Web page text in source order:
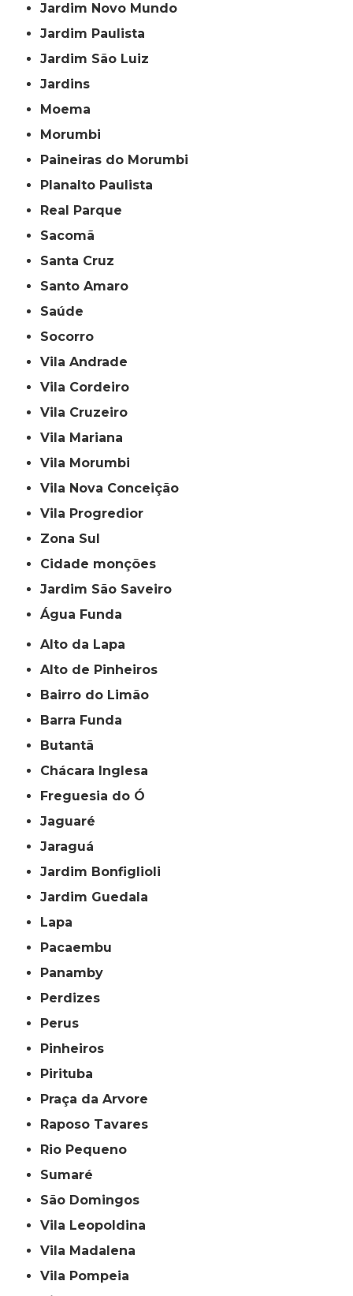
Jardim Novo Mundo
Jardim Paulista
Jardim São Luiz
Jardins
Moema
Morumbi
Paineiras do Morumbi
Planalto Paulista
Real Parque
Sacomã
Santa Cruz
Santo Amaro
Saúde
Socorro
Vila Andrade
Vila Cordeiro
Vila Cruzeiro
Vila Mariana
Vila Morumbi
Vila Nova Conceição
Vila Progredior
Zona Sul
cidade monções
jardim São Saveiro
Água Funda
Alto da Lapa
Alto de Pinheiros
Bairro do Limão
Barra Funda
Butantã
Chácara Inglesa
Freguesia do Ó
Jaguaré
Jaraguá
Jardim Bonfiglioli
Jardim Guedala
Lapa
Pacaembu
Panamby
Perdizes
Perus
Pinheiros
Pirituba
Praça da Arvore
Raposo Tavares
Rio Pequeno
Sumaré
São Domingos
Vila Leopoldina
Vila Madalena
Vila Pompeia